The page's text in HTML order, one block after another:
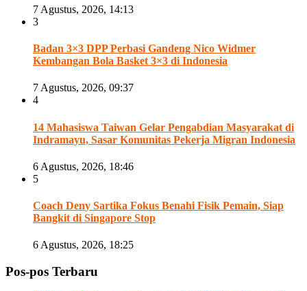
7 Agustus, 2026, 14:13
3
Badan 3×3 DPP Perbasi Gandeng Nico Widmer
Kembangan Bola Basket 3×3 di Indonesia
7 Agustus, 2026, 09:37
4
14 Mahasiswa Taiwan Gelar Pengabdian Masyarakat di
Indramayu, Sasar Komunitas Pekerja Migran Indonesia
6 Agustus, 2026, 18:46
5
Coach Deny Sartika Fokus Benahi Fisik Pemain, Siap
Bangkit di Singapore Stop
6 Agustus, 2026, 18:25
Pos-pos Terbaru